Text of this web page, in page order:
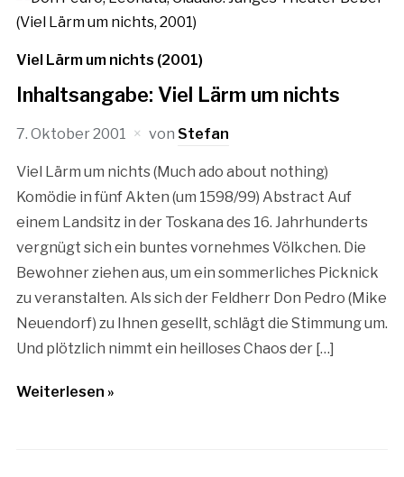
Viel Lärm um nichts (2001)
Inhaltsangabe: Viel Lärm um nichts
7. Oktober 2001 von Stefan
Viel Lärm um nichts (Much ado about nothing)
Komödie in fünf Akten (um 1598/99) Abstract Auf
einem Landsitz in der Toskana des 16. Jahrhunderts
vergnügt sich ein buntes vornehmes Völkchen. Die
Bewohner ziehen aus, um ein sommerliches Picknick
zu veranstalten. Als sich der Feldherr Don Pedro (Mike
Neuendorf) zu Ihnen gesellt, schlägt die Stimmung um.
Und plötzlich nimmt ein heilloses Chaos der […]
Weiterlesen »